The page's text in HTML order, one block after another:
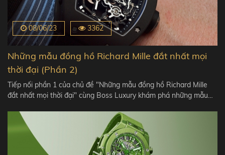
08/06/23 3362
Những mẫu đồng hồ Richard Mille đắt nhất mọi
thời đại (Phần 2)
Tiếp nối phần 1 của chủ đề "Những mẫu đồng hồ Richard Mille
đắt nhất mọi thời đại" cùng Boss Luxury khám phá những mẫu…